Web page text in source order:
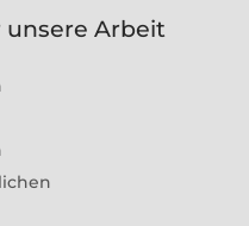
Arbeit